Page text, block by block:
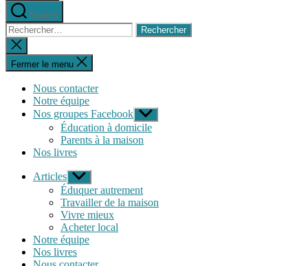
Search
Rechercher :
Fermer
la
recherche
Fermer le menu
Nous contacter
Notre équipe
Nos groupes Facebook Afficher
le
sous-
menu
Éducation à domicile
Parents à la maison
Nos livres
Articles Afficher
le
sous-
menu
Éduquer autrement
Travailler de la maison
Vivre mieux
Acheter local
Notre équipe
Nos livres